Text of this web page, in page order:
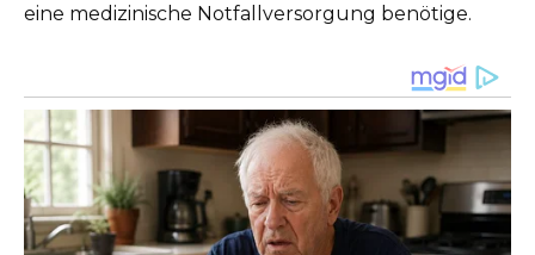
eine medizinische Notfallversorgung benötige.